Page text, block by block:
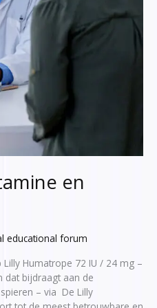
en
educational forum
Lilly Humatrope 72 IU / 24 mg –
bijdraagt aan de
– via De Lilly